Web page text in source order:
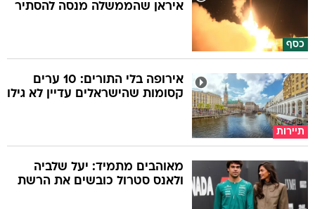
כסף
איראן שהממשלה מנסה להסתיר
תיירות
אירופה בלי התורים: 10 ערים
קסומות שהישראלים עדיין לא גילו
מאוהבים מתמיד: יעל שלביה
ולאנס סטרול כובשים את הרשת